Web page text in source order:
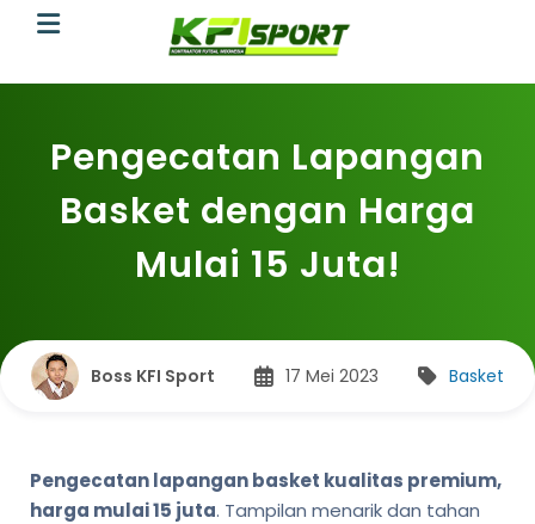
Pengecatan Lapangan
Basket dengan Harga
Mulai 15 Juta!
Boss KFI Sport 17 Mei 2023 Basket
Pengecatan lapangan basket kualitas premium,
harga mulai 15 juta. Tampilan menarik dan tahan